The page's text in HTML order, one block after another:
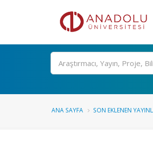
Ara
ANA SAYFA SON EKLENEN